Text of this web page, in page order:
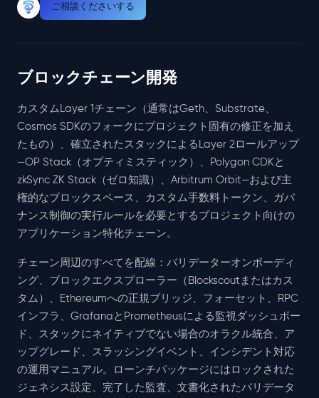
ご相談くださいする
ブロックチェーン開発
カスタムLayer 1チェーン（通常はGeth、Substrate、
Cosmos SDKのフォークにプロジェクト固有の修正を加え
たもの）、確立されたスタックによるLayer 2ロールアップ
—OP Stack（オプティミスティック）、Polygon CDKと
zkSync ZK Stack（ゼロ知識）、Arbitrum Orbit—および主
権的なブロックスペース、カスタム手数料トークン、ガバ
ナンス制御の実行ルールを必要とするプロジェクト向けの
アプリケーション特化チェーン。
チェーン周辺のすべてを配線：バリデーターオンボーディ
ング、ブロックエクスプローラー（Blockscoutまたはカス
タム）、Ethereumへの正規ブリッジ、フォーセット、RPC
インフラ、GrafanaとPrometheusによる監視ダッシュボー
ド、スタックにネイティブでない場合のオラクル統合、ア
ップグレード、スラッシングイベント、インシデント対応
の運用マニュアル。ローンチパッケージにはロックされた
ジェネシス設定、完了した監査、文書化されたバリデータ